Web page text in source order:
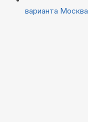
варианта Москва